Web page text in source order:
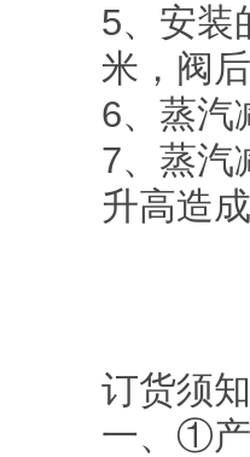
5、安装
米，阀
6、蒸汽
7、蒸汽
升高造
订货须
一、①